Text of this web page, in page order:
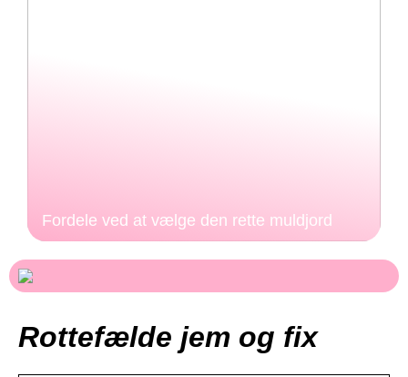
Fordele ved at vælge den rette muldjord
Rottefælde jem og fix